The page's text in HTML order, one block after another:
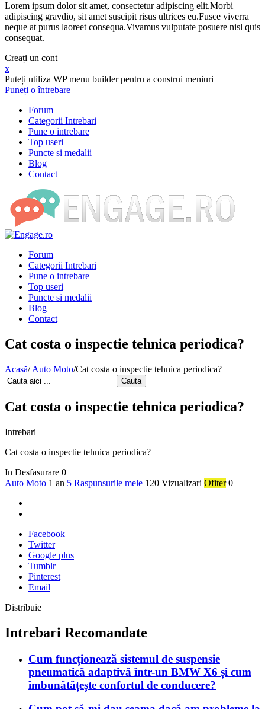
Lorem ipsum dolor sit amet, consectetur adipiscing elit.Morbi
adipiscing gravdio, sit amet suscipit risus ultrices eu.Fusce viverra
neque at purus laoreet consequa.Vivamus vulputate posuere nisl quis
consequat.
Creați un cont
x
Puteți utiliza WP menu builder pentru a construi meniuri
Puneți o întrebare
Forum
Categorii Intrebari
Pune o intrebare
Top useri
Puncte si medalii
Blog
Contact
Forum
Categorii Intrebari
Pune o intrebare
Top useri
Puncte si medalii
Blog
Contact
Cat costa o inspectie tehnica periodica?
Acasă/ Auto Moto/Cat costa o inspectie tehnica periodica?
Cauta
Cat costa o inspectie tehnica periodica?
Intrebari
Cat costa o inspectie tehnica periodica?
In Desfasurare 0
Auto Moto 1 an 5 Raspunsurile mele 120 Vizualizari Ofiter 0
Facebook
Twitter
Google plus
Tumblr
Pinterest
Email
Distribuie
Intrebari Recomandate
Cum funcționează sistemul de suspensie
pneumatică adaptivă într-un BMW X6 și cum
îmbunătățește confortul de conducere?